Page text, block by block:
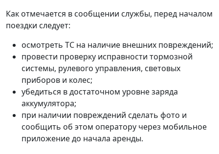
Как отмечается в сообщении службы, перед началом
поездки следует:
осмотреть ТС на наличие внешних повреждений;
провести проверку исправности тормозной
системы, рулевого управления, световых
приборов и колес;
убедиться в достаточном уровне заряда
аккумулятора;
при наличии повреждений сделать фото и
сообщить об этом оператору через мобильное
приложение до начала аренды.